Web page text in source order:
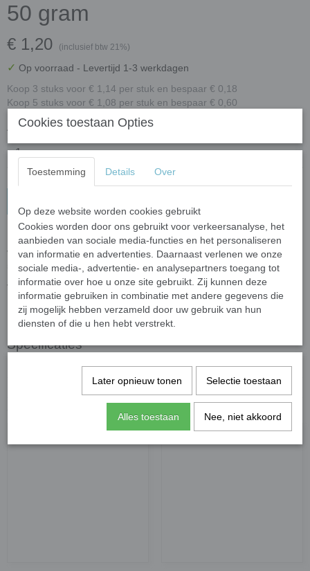
50 gram
€ 1,20 (inclusief btw 21%)
✓ Op voorraad - Levertijd 1-3 werkdagen
Koop 3 stuks voor € 1,14 per stuk en bespaar € 0,18
Koop 5 stuks voor € 1,08 per stuk en bespaar € 0,60
Aantal
Mix van glanzende, matte en geïridiseerde steentjes van
verschillinde kleuren.
50 gram (circa 34 steentjes) met een dikte van 6 mm.
Voor het knippen van de steentjes raden wij dewieltjestangaan.
Specificaties
0,05 Kg
Cookies toestaan Opties
Toestemming Details Over
Op deze website worden cookies gebruikt
Cookies worden door ons gebruikt voor verkeersanalyse, het
aanbieden van sociale media-functies en het personaliseren
van informatie en advertenties. Daarnaast verlenen we onze
sociale media-, advertentie- en analysepartners toegang tot
informatie over hoe u onze site gebruikt. Zij kunnen deze
informatie gebruiken in combinatie met andere gegevens die
zij mogelijk hebben verzameld door uw gebruik van hun
diensten of die u hen hebt verstrekt.
Later opnieuw tonen Selectie toestaan
Alles toestaan Nee, niet akkoord